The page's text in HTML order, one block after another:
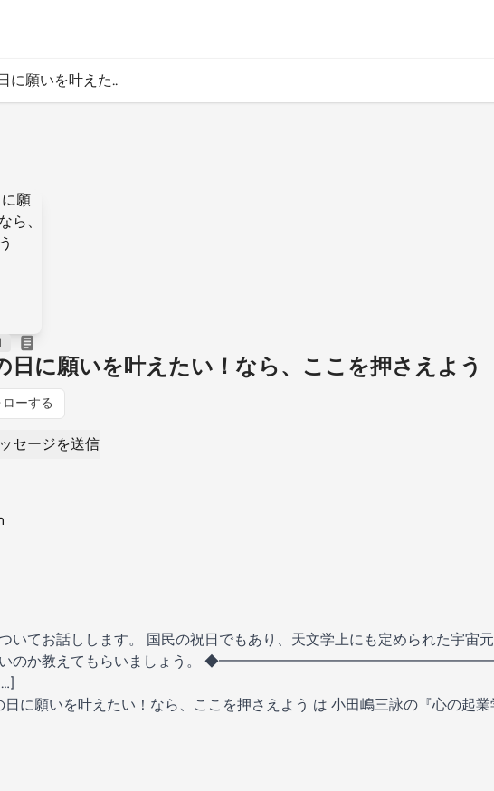
に願いを叶えた..
日に願いを叶えたい！なら、ここを押さえよう
ーする
セージを送信
いてお話しします。 国民の祝日でもあり、天文学上にも定められた宇宙
いいのか教えてもらいましょう。
日に願いを叶えたい！なら、ここを押さえよう は 小田嶋三詠の『心の起業